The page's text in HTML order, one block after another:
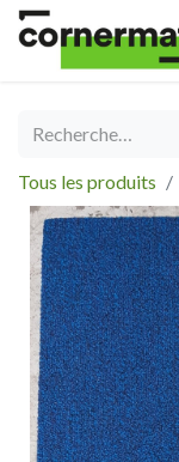
Tous les produits